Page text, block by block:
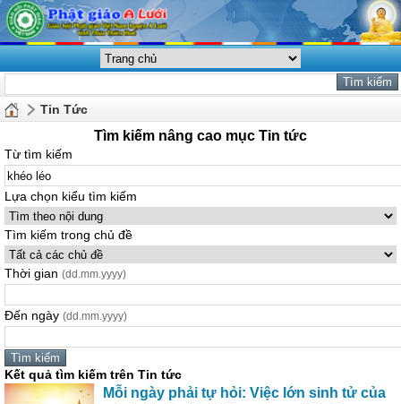
Tin Tức
Tìm kiếm nâng cao mục Tin tức
Từ tìm kiếm
Lựa chọn kiểu tìm kiếm
Tìm kiếm trong chủ đề
Thời gian (dd.mm.yyyy)
Đến ngày (dd.mm.yyyy)
Kết quả tìm kiếm trên Tin tức
Mỗi ngày phải tự hỏi: Việc lớn sinh tử của